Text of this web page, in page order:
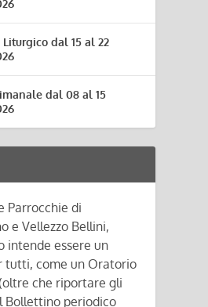
dal 15 al 22
dal 08 al 15
Parrocchie di
e Vellezzo Bellini,
intende essere un
tutti, come un Oratorio
che riportare gli
Bollettino periodico